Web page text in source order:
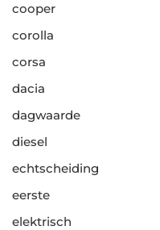
cooper
corolla
corsa
dacia
dagwaarde
diesel
echtscheiding
eerste
elektrisch